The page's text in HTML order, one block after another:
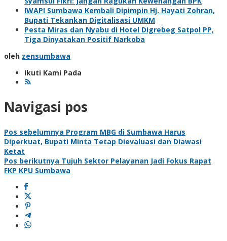
IWAPI Sumbawa Kembali Dipimpin Hj. Hayati Zohran,
Bupati Tekankan Digitalisasi UMKM
Pesta Miras dan Nyabu di Hotel Digrebeg Satpol PP,
Tiga Dinyatakan Positif Narkoba
oleh zensumbawa
Ikuti Kami Pada
Navigasi pos
Pos sebelumnya Program MBG di Sumbawa Harus
Diperkuat, Bupati Minta Tetap Dievaluasi dan Diawasi
Ketat
Pos berikutnya Tujuh Sektor Pelayanan Jadi Fokus Rapat
FKP KPU Sumbawa